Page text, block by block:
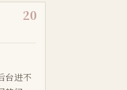
20
台进不